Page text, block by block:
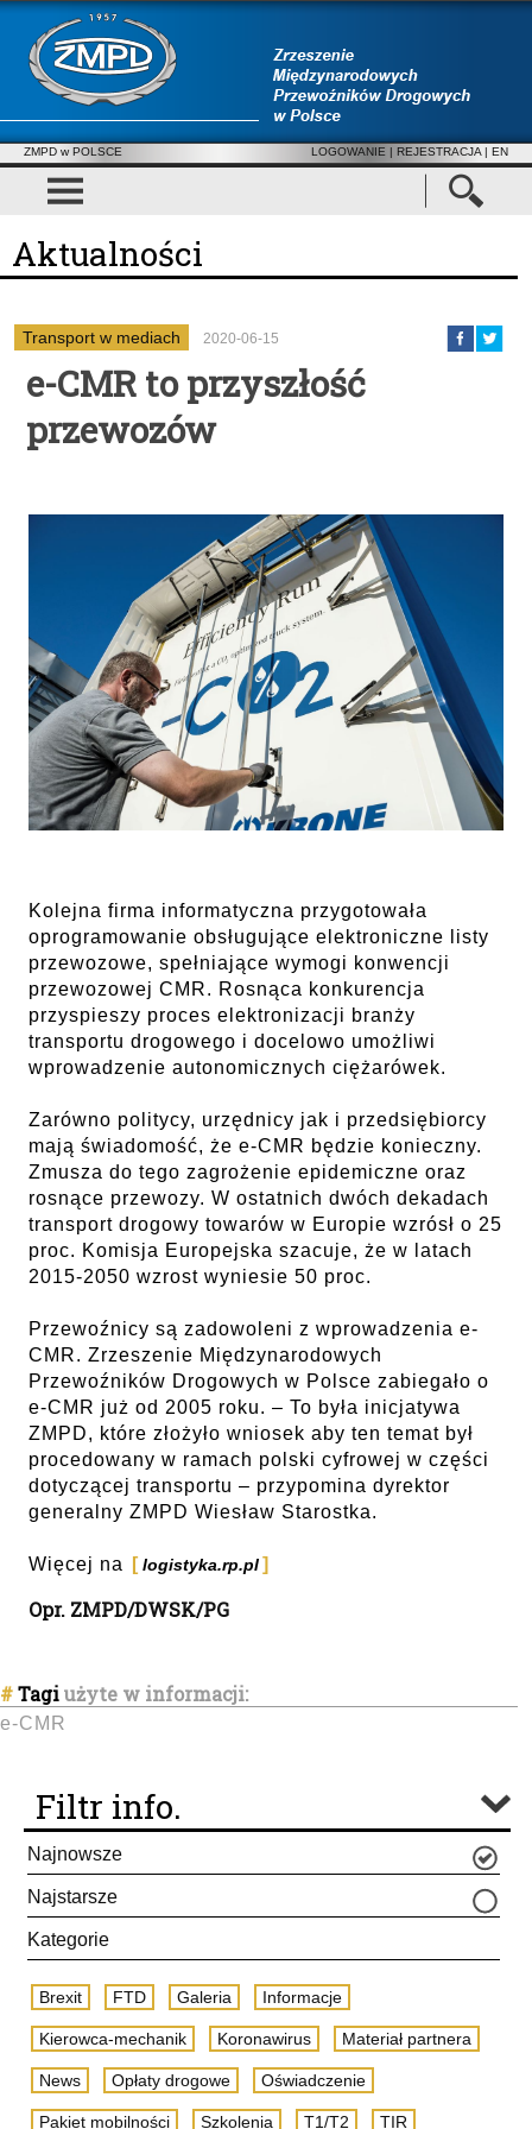
ZMPD w POLSCE LOGOWANIE | REJESTRACJA | EN
Aktualności
Transport w mediach 2020-06-15
e-CMR to przyszłość
przewozów
Kolejna firma informatyczna przygotowała
oprogramowanie obsługujące elektroniczne listy
przewozowe, spełniające wymogi konwencji
przewozowej CMR. Rosnąca konkurencja
przyspieszy proces elektronizacji branży
transportu drogowego i docelowo umożliwi
wprowadzenie autonomicznych ciężarówek.
Zarówno politycy, urzędnicy jak i przedsiębiorcy
mają świadomość, że e-CMR będzie konieczny.
Zmusza do tego zagrożenie epidemiczne oraz
rosnące przewozy. W ostatnich dwóch dekadach
transport drogowy towarów w Europie wzrósł o 25
proc. Komisja Europejska szacuje, że w latach
2015-2050 wzrost wyniesie 50 proc.
Przewoźnicy są zadowoleni z wprowadzenia e-
CMR. Zrzeszenie Międzynarodowych
Przewoźników Drogowych w Polsce zabiegało o
e-CMR już od 2005 roku. – To była inicjatywa
ZMPD, które złożyło wniosek aby ten temat był
procedowany w ramach polski cyfrowej w części
dotyczącej transportu – przypomina dyrektor
generalny ZMPD Wiesław Starostka.
Więcej na logistyka.rp.pl
Opr. ZMPD/DWSK/PG
#Tagiużyte w informacji:
e-CMR
Filtr info.
Najnowsze
Najstarsze
Kategorie
Brexit FTD Galeria Informacje
Kierowca-mechanik Koronawirus Materiał partnera
News Opłaty drogowe Oświadczenie
Pakiet mobilności Szkolenia T1/T2 TIR